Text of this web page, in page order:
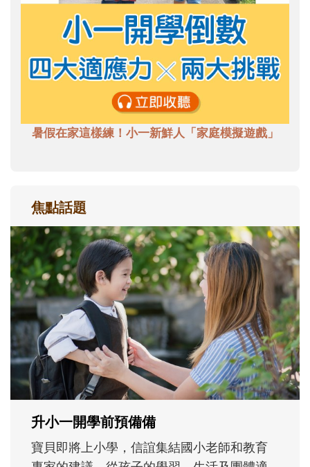
暑假在家這樣練！小一新鮮人「家庭模擬遊戲」
焦點話題
和孩子一起長大的那個男人│讀懂父親的
不同模樣
沒有人天生就擅長當爸爸！男人總是在一次
次「前所未有」的體驗中，跟著孩子一起長
大。從給予安全感的肢體遊戲，到獨立自
主、角色認同及解決問題的能力養成。爸爸
正嘗試用不同的模樣，參與孩子每個重要的